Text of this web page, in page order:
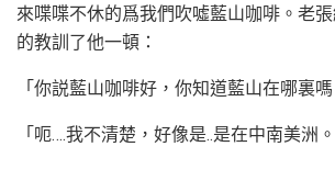
來喋喋不休的爲我們吹噓藍山咖啡。老
的教訓了他一頓：
「你説藍山咖啡好，你知道藍山在哪裏嗎
「呃….我不清楚，好像是..是在中南美洲。